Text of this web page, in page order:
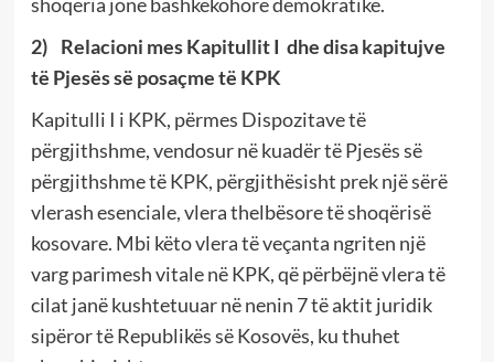
2)
Relacioni mes Kapitullit I dhe disa kapitujve
të Pjesës së posaçme të KPK
Kapitulli I i KPK, përmes Dispozitave të
përgjithshme, vendosur në kuadër të Pjesës së
përgjithshme të KPK, përgjithësisht prek një sërë
vlerash esenciale, vlera thelbësore të shoqërisë
kosovare. Mbi këto vlera të veçanta ngriten një
varg parimesh vitale në KPK, që përbëjnë vlera të
cilat janë kushtetuuar në nenin 7 të aktit juridik
sipëror të Republikës së Kosovës, ku thuhet